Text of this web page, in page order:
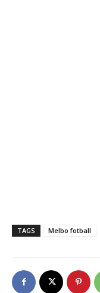
TAGS Melbo fotball